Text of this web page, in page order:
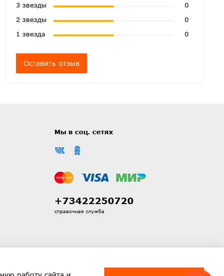
3 звезды
0
2 звезды
0
1 звезда
0
Оставить отзыв
Мы в соц. сетях
+73422250720
справочная служба